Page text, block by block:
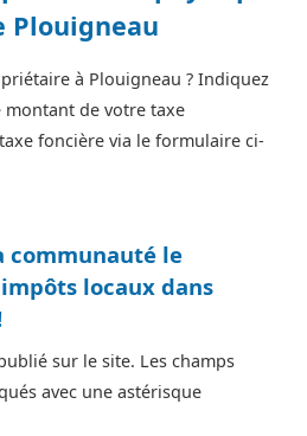
Plouigneau
à Plouigneau ? Indiquez
de votre taxe
foncière via le formulaire ci-
communauté le
locaux dans
sur le site. Les champs
avec une astérisque